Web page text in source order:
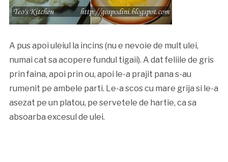
A pus apoi uleiul la incins (nu e nevoie de mult ulei,
numai cat sa acopere fundul tigaii). A dat feliile de gris
prin faina, apoi prin ou, apoi le-a prajit pana s-au
rumenit pe ambele parti. Le-a scos cu mare grija si le-a
asezat pe un platou, pe servetele de hartie, ca sa
absoarba excesul de ulei.